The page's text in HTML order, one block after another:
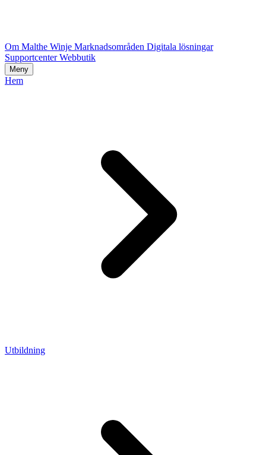
Om Malthe Winje Marknadsområden Digitala lösningar
SupportcenterWebbutik
Meny
Hem
Utbildning